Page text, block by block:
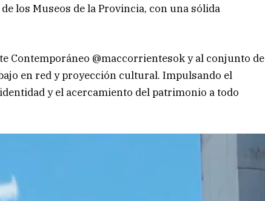
los Museos de la Provincia, con una sólida
Contemporáneo @maccorrientesok y al conjunto de
en red y proyección cultural. Impulsando el
y el acercamiento del patrimonio a todo